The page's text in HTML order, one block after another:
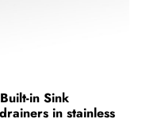
in Sink
in stainless